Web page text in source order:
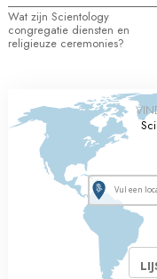
Wat zijn Scientology
congregatie diensten en
religieuze ceremonies?